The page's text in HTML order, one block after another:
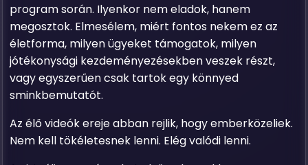
program során. Ilyenkor nem eladok, hanem
megosztok. Elmesélem, miért fontos nekem ez az
életforma, milyen ügyeket támogatok, milyen
jótékonysági kezdeményezésekben veszek részt,
vagy egyszerűen csak tartok egy könnyed
sminkbemutatót.
Az élő videók ereje abban rejlik, hogy emberközeliek.
Nem kell tökéletesnek lenni. Elég valódi lenni.